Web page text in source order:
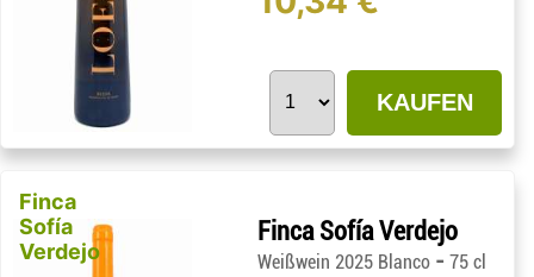
KAUFEN
Finca
Sofía
Verdejo
Finca Sofía Verdejo
Weißwein 2025 Blanco -75 cl